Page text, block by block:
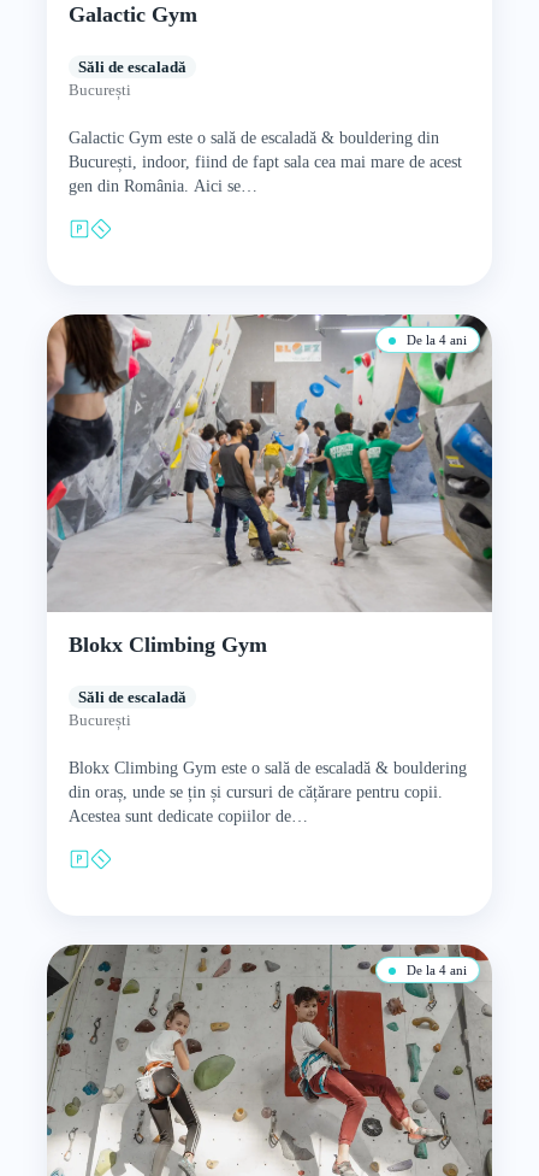
Galactic Gym
Săli de escaladă
București
Galactic Gym este o sală de escaladă & bouldering din
București, indoor, fiind de fapt sala cea mai mare de acest
gen din România. Aici se…
De la 4 ani
Blokx Climbing Gym
Săli de escaladă
București
Blokx Climbing Gym este o sală de escaladă & bouldering
din oraș, unde se țin și cursuri de cățărare pentru copii.
Acestea sunt dedicate copiilor de…
De la 4 ani